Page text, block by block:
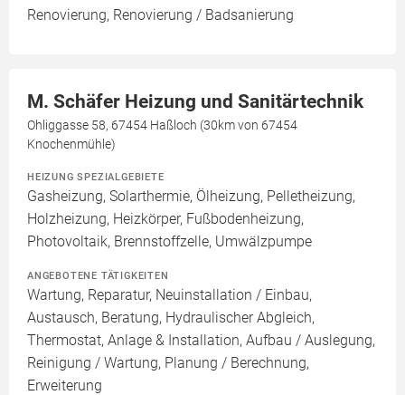
Renovierung, Renovierung / Badsanierung
M. Schäfer Heizung und Sanitärtechnik
Ohliggasse 58, 67454 Haßloch (30km von 67454
Knochenmühle)
HEIZUNG SPEZIALGEBIETE
Gasheizung, Solarthermie, Ölheizung, Pelletheizung,
Holzheizung, Heizkörper, Fußbodenheizung,
Photovoltaik, Brennstoffzelle, Umwälzpumpe
ANGEBOTENE TÄTIGKEITEN
Wartung, Reparatur, Neuinstallation / Einbau,
Austausch, Beratung, Hydraulischer Abgleich,
Thermostat, Anlage & Installation, Aufbau / Auslegung,
Reinigung / Wartung, Planung / Berechnung,
Erweiterung